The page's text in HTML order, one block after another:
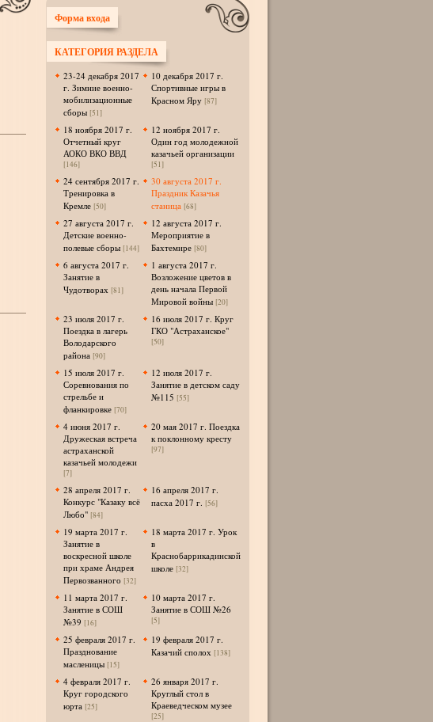
Форма входа
КАТЕГОРИЯ РАЗДЕЛА
23-24 декабря 2017
г. Зимние военно-
мобилизационные
сборы [51]
10 декабря 2017 г.
Спортивные игры в
Красном Яру [87]
18 ноября 2017 г.
Отчетный круг
АОКО ВКО ВВД
[146]
12 ноября 2017 г.
Один год молодежной
казачьей организации
[51]
24 сентября 2017 г.
Тренировка в
Кремле [50]
30 августа 2017 г.
Праздник Казачья
станица [68]
27 августа 2017 г.
Детские военно-
полевые сборы [144]
12 августа 2017 г.
Мероприятие в
Бахтемире [80]
6 августа 2017 г.
Занятие в
Чудотворах [81]
1 августа 2017 г.
Возложение цветов в
день начала Первой
Мировой войны [20]
23 июля 2017 г.
Поездка в лагерь
Володарского
района [90]
16 июля 2017 г. Круг
ГКО "Астраханское"
[50]
15 июля 2017 г.
Соревнования по
стрельбе и
фланкировке [70]
12 июля 2017 г.
Занятие в детском саду
№115 [55]
4 июня 2017 г.
Дружеская встреча
астраханской
казачьей молодежи
[7]
20 мая 2017 г. Поездка
к поклонному кресту
[97]
28 апреля 2017 г.
Конкурс "Казаку всё
Любо" [84]
16 апреля 2017 г.
пасха 2017 г. [56]
19 марта 2017 г.
Занятие в
воскресной школе
при храме Андрея
Первозванного [32]
18 марта 2017 г. Урок
в
Краснобаррикадинской
школе [32]
11 марта 2017 г.
Занятие в СОШ
№39 [16]
10 марта 2017 г.
Занятие в СОШ №26
[5]
25 февраля 2017 г.
Празднование
масленицы [15]
19 февраля 2017 г.
Казачий сполох [138]
4 февраля 2017 г.
Круг городского
юрта [25]
26 января 2017 г.
Круглый стол в
Краеведческом музее
[25]